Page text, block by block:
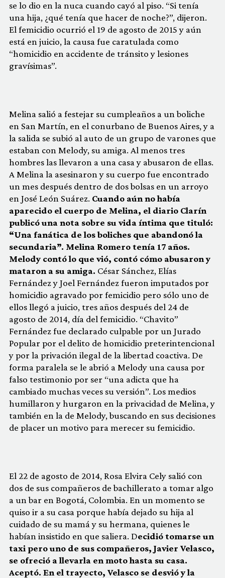
se lo dio en la nuca cuando cayó al piso. “Si tenía
una hija, ¿qué tenía que hacer de noche?”, dijeron.
El femicidio ocurrió el 19 de agosto de 2015 y aún
está en juicio, la causa fue caratulada como
“homicidio en accidente de tránsito y lesiones
gravísimas”.
Melina salió a festejar su cumpleaños a un boliche
en San Martín, en el conurbano de Buenos Aires, y a
la salida se subió al auto de un grupo de varones que
estaban con Melody, su amiga. Al menos tres
hombres las llevaron a una casa y abusaron de ellas.
A Melina la asesinaron y su cuerpo fue encontrado
un mes después dentro de dos bolsas en un arroyo
en José León Suárez. Cuando aún no había
aparecido el cuerpo de Melina, el diario Clarín
publicó una nota sobre su vida íntima que tituló:
“Una fanática de los boliches que abandonó la
secundaria”. Melina Romero tenía 17 años.
Melody contó lo que vió, contó cómo abusaron y
mataron a su amiga. César Sánchez, Elías
Fernández y Joel Fernández fueron imputados por
homicidio agravado por femicidio pero sólo uno de
ellos llegó a juicio, tres años después del 24 de
agosto de 2014, día del femicidio. “Chavito”
Fernández fue declarado culpable por un Jurado
Popular por el delito de homicidio preterintencional
y por la privación ilegal de la libertad coactiva. De
forma paralela se le abrió a Melody una causa por
falso testimonio por ser “una adicta que ha
cambiado muchas veces su versión”. Los medios
humillaron y hurgaron en la privacidad de Melina, y
también en la de Melody, buscando en sus decisiones
de placer un motivo para merecer su femicidio.
El 22 de agosto de 2014, Rosa Elvira Cely salió con
dos de sus compañeros de bachillerato a tomar algo
a un bar en Bogotá, Colombia. En un momento se
quiso ir a su casa porque había dejado su hija al
cuidado de su mamá y su hermana, quienes le
habían insistido en que saliera. Decidió tomarse un
taxi pero uno de sus compañeros, Javier Velasco,
se ofreció a llevarla en moto hasta su casa.
Aceptó. En el trayecto, Velasco se desvió y la